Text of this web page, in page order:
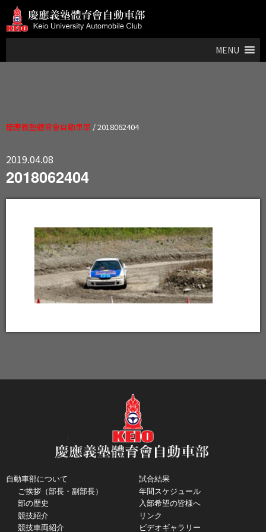
MENU
慶應義塾體育會自動車部 /2018062404
2019.04.08
2018062404
自動車部について
ご挨拶（部長・副部長）
部の歴史
競技紹介
競技車両紹介
試合結果
年間スケジュール
入部希望の皆様へ
リンク
ビデオギャラリー